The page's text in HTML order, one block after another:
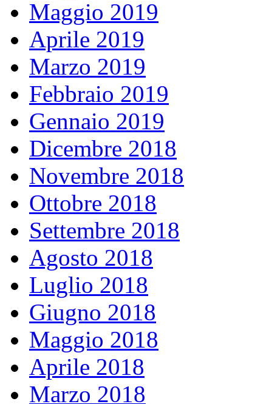
Maggio 2019
Aprile 2019
Marzo 2019
Febbraio 2019
Gennaio 2019
Dicembre 2018
Novembre 2018
Ottobre 2018
Settembre 2018
Agosto 2018
Luglio 2018
Giugno 2018
Maggio 2018
Aprile 2018
Marzo 2018